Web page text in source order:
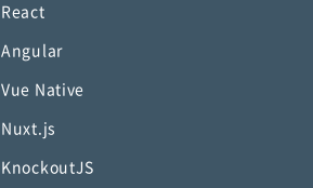
React
Angular
Vue Native
Nuxt.js
KnockoutJS